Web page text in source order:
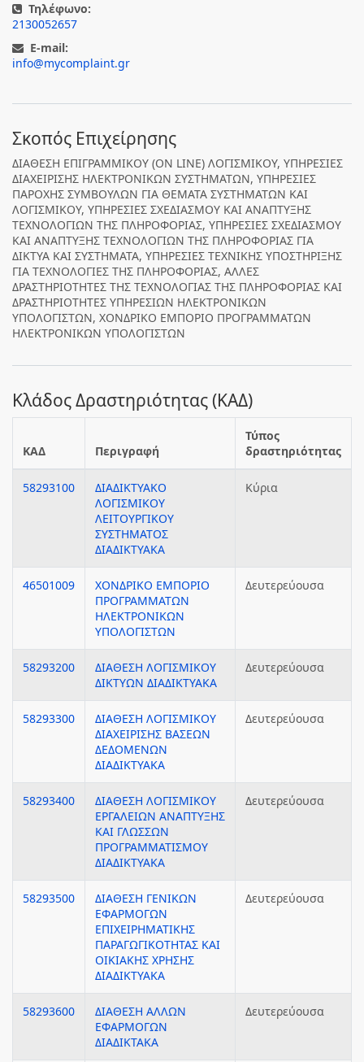
Τηλέφωνο:
2130052657
E-mail:
info@mycomplaint.gr
Σκοπός Επιχείρησης
ΔΙΑΘΕΣΗ ΕΠΙΓΡΑΜΜΙΚΟΥ (ON LINE) ΛΟΓΙΣΜΙΚΟΥ, ΥΠΗΡΕΣΙΕΣ
ΔΙΑΧΕΙΡΙΣΗΣ ΗΛΕΚΤΡΟΝΙΚΩΝ ΣΥΣΤΗΜΑΤΩΝ, ΥΠΗΡΕΣΙΕΣ
ΠΑΡΟΧΗΣ ΣΥΜΒΟΥΛΩΝ ΓΙΑ ΘΕΜΑΤΑ ΣΥΣΤΗΜΑΤΩΝ ΚΑΙ
ΛΟΓΙΣΜΙΚΟΥ, ΥΠΗΡΕΣΙΕΣ ΣΧΕΔΙΑΣΜΟΥ ΚΑΙ ΑΝΑΠΤΥΞΗΣ
ΤΕΧΝΟΛΟΓΙΩΝ ΤΗΣ ΠΛΗΡΟΦΟΡΙΑΣ, ΥΠΗΡΕΣΙΕΣ ΣΧΕΔΙΑΣΜΟΥ
ΚΑΙ ΑΝΑΠΤΥΞΗΣ ΤΕΧΝΟΛΟΓΙΩΝ ΤΗΣ ΠΛΗΡΟΦΟΡΙΑΣ ΓΙΑ
ΔΙΚΤΥΑ ΚΑΙ ΣΥΣΤΗΜΑΤΑ, ΥΠΗΡΕΣΙΕΣ ΤΕΧΝΙΚΗΣ ΥΠΟΣΤΗΡΙΞΗΣ
ΓΙΑ ΤΕΧΝΟΛΟΓΙΕΣ ΤΗΣ ΠΛΗΡΟΦΟΡΙΑΣ, ΑΛΛΕΣ
ΔΡΑΣΤΗΡΙΟΤΗΤΕΣ ΤΗΣ ΤΕΧΝΟΛΟΓΙΑΣ ΤΗΣ ΠΛΗΡΟΦΟΡΙΑΣ ΚΑΙ
ΔΡΑΣΤΗΡΙΟΤΗΤΕΣ ΥΠΗΡΕΣΙΩΝ ΗΛΕΚΤΡΟΝΙΚΩΝ
ΥΠΟΛΟΓΙΣΤΩΝ, ΧΟΝΔΡΙΚΟ ΕΜΠΟΡΙΟ ΠΡΟΓΡΑΜΜΑΤΩΝ
ΗΛΕΚΤΡΟΝΙΚΩΝ ΥΠΟΛΟΓΙΣΤΩΝ
Κλάδος Δραστηριότητας (ΚΑΔ)
ΚΑΔ Περιγραφή
Τύπος
δραστηριότητας
58293100
ΔΙΑΔΙΚΤΥΑΚΟ
ΛΟΓΙΣΜΙΚΟΥ
ΛΕΙΤΟΥΡΓΙΚΟΥ
ΣΥΣΤΗΜΑΤΟΣ
ΔΙΑΔΙΚΤΥΑΚΑ
Κύρια
46501009
ΧΟΝΔΡΙΚΟ ΕΜΠΟΡΙΟ
ΠΡΟΓΡΑΜΜΑΤΩΝ
ΗΛΕΚΤΡΟΝΙΚΩΝ
ΥΠΟΛΟΓΙΣΤΩΝ
Δευτερεύουσα
58293200
ΔΙΑΘΕΣΗ ΛΟΓΙΣΜΙΚΟΥ
ΔΙΚΤΥΩΝ ΔΙΑΔΙΚΤΥΑΚΑ
Δευτερεύουσα
58293300
ΔΙΑΘΕΣΗ ΛΟΓΙΣΜΙΚΟΥ
ΔΙΑΧΕΙΡΙΣΗΣ ΒΑΣΕΩΝ
ΔΕΔΟΜΕΝΩΝ
ΔΙΑΔΙΚΤΥΑΚΑ
Δευτερεύουσα
58293400
ΔΙΑΘΕΣΗ ΛΟΓΙΣΜΙΚΟΥ
ΕΡΓΑΛΕΙΩΝ ΑΝΑΠΤΥΞΗΣ
ΚΑΙ ΓΛΩΣΣΩΝ
ΠΡΟΓΡΑΜΜΑΤΙΣΜΟΥ
ΔΙΑΔΙΚΤΥΑΚΑ
Δευτερεύουσα
58293500
ΔΙΑΘΕΣΗ ΓΕΝΙΚΩΝ
ΕΦΑΡΜΟΓΩΝ
ΕΠΙΧΕΙΡΗΜΑΤΙΚΗΣ
ΠΑΡΑΓΩΓΙΚΟΤΗΤΑΣ ΚΑΙ
ΟΙΚΙΑΚΗΣ ΧΡΗΣΗΣ
ΔΙΑΔΙΚΤΥΑΚΑ
Δευτερεύουσα
58293600
ΔΙΑΘΕΣΗ ΑΛΛΩΝ
ΕΦΑΡΜΟΓΩΝ
ΔΙΑΔΙΚΤΑΚΑ
Δευτερεύουσα